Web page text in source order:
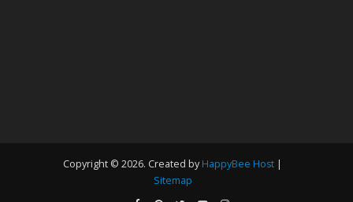
Copyright © 2026. Created by HappyBee Host |
Sitemap